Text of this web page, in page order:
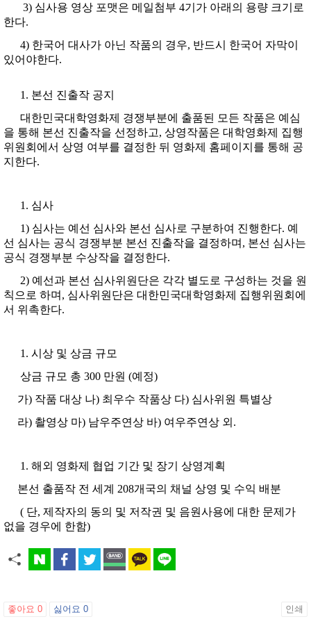
3) 심사용 영상 포맷은 메일첨부 4기가 아래의 용량 크기로
한다.
4) 한국어 대사가 아닌 작품의 경우, 반드시 한국어 자막이
있어야한다.
본선 진출작 공지
대한민국대학영화제 경쟁부분에 출품된 모든 작품은 예심
을 통해 본선 진출작을 선정하고, 상영작품은 대학영화제 집행
위원회에서 상영 여부를 결정한 뒤 영화제 홈페이지를 통해 공
지한다.
심사
1) 심사는 예선 심사와 본선 심사로 구분하여 진행한다. 예
선 심사는 공식 경쟁부분 본선 진출작을 결정하며, 본선 심사는
공식 경쟁부분 수상작을 결정한다.
2) 예선과 본선 심사위원단은 각각 별도로 구성하는 것을 원
칙으로 하며, 심사위원단은 대한민국대학영화제 집행위원회에
서 위촉한다.
시상 및 상금 규모
상금 규모 총 300 만원 (예정)
가) 작품 대상 나) 최우수 작품상 다) 심사위원 특별상
라) 촬영상 마) 남우주연상 바) 여우주연상 외.
해외 영화제 협업 기간 및 장기 상영계획
본선 출품작 전 세계 208개국의 채널 상영 및 수익 배분
( 단, 제작자의 동의 및 저작권 및 음원사용에 대한 문제가
없을 경우에 한함)
좋아요 0 싫어요 0 인쇄